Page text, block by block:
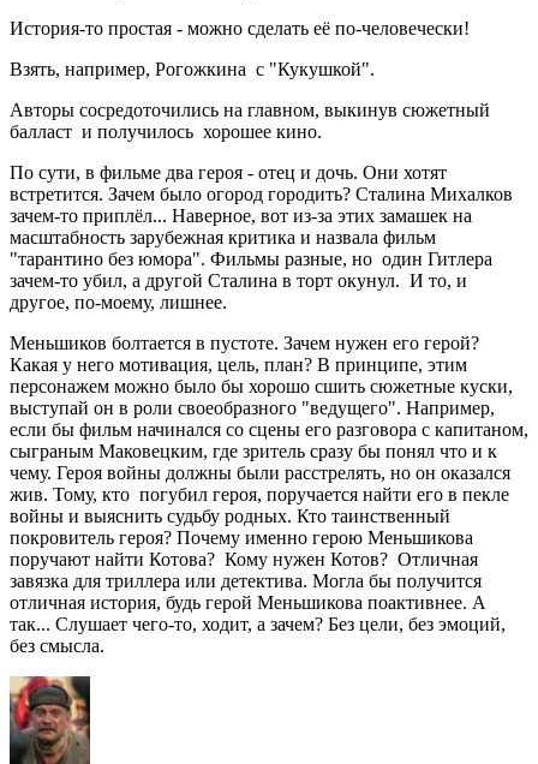
История-то простая - можно сделать её по-человечески!
Взять, например, Рогожкина с "Кукушкой".
Авторы сосредоточились на главном, выкинув сюжетный
балласт и получилось хорошее кино.
По сути, в фильме два героя - отец и дочь. Они хотят
встретится. Зачем было огород городить? Сталина Михалков
зачем-то приплёл... Наверное, вот из-за этих замашек на
масштабность зарубежная критика и назвала фильм
"тарантино без юмора". Фильмы разные, но один Гитлера
зачем-то убил, а другой Сталина в торт окунул. И то, и
другое, по-моему, лишнее.
Меньшиков болтается в пустоте. Зачем нужен его герой?
Какая у него мотивация, цель, план? В принципе, этим
персонажем можно было бы хорошо сшить сюжетные куски,
выступай он в роли своеобразного "ведущего". Например,
если бы фильм начинался со сцены его разговора с капитаном,
сыграным Маковецким, где зритель сразу бы понял что и к
чему. Героя войны должны были расстрелять, но он оказался
жив. Тому, кто погубил героя, поручается найти его в пекле
войны и выяснить судьбу родных. Кто таинственный
покровитель героя? Почему именно герою Меньшикова
поручают найти Котова? Кому нужен Котов? Отличная
завязка для триллера или детектива. Могла бы получится
отличная история, будь герой Меньшикова поактивнее. А
так... Слушает чего-то, ходит, а зачем? Без цели, без эмоций,
без смысла.